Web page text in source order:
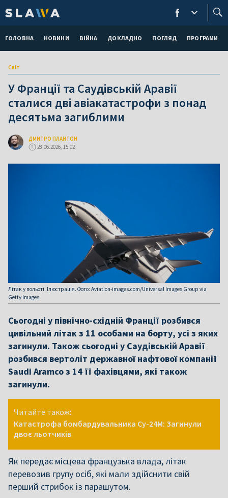
ГОЛОВНА НОВИНИ ВІЙНА ДОКЛАДНО ПОГЛЯД ПРОГРАМИ
Світ
У Франції та Саудівській Аравії
сталися дві авіакатастрофи з понад
десятьма загиблими
ДМИТРО ПЛАНТОН
28.06.2026, 15:02
Літак у польоті. Ілюстрація. Фото: Аviation-images.com/Universal Images Group via
Getty Images
Сьогодні у північно-східній Франції розбився
цивільний літак з 11 особами на борту, усі з яких
загинули. Також сьогодні у Саудівській Аравії
розбився вертоліт державної нафтової компанії
Saudi Aramco з 14 її фахівцями, які також
загинули.
Читайте також:
Катастрофа бомбардувальника Су-24М: Загинули
двоє льотчиків
Як передає місцева французька влада, літак
перевозив групу осіб, які мали здійснити свій
перший стрибок із парашутом.